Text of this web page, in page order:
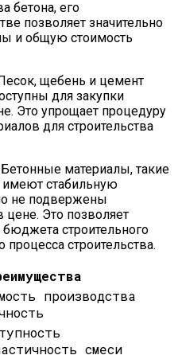
бетона, его
позволяет значительно
и общую стоимость
щебень и цемент
для закупки
Это упрощает процедуру
для строительства
материалы, такие
имеют стабильную
не подвержены
Это позволяет
строительного
строительства.
производства
смеси